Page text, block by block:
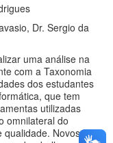
Dr. Sergio da
uma análise na
com a Taxonomia
dos estudantes
que tem
utilizadas
omnilateral do
qualidade. Novos